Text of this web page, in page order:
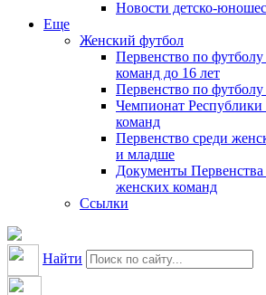
Новости детско-
Еще
Женский футбол
Первенство по
команд до 16 лет
Первенство по футболу
Чемпионат
команд
Первенство среди
и младше
Документы Первенства
женских команд
Ссылки
Найти